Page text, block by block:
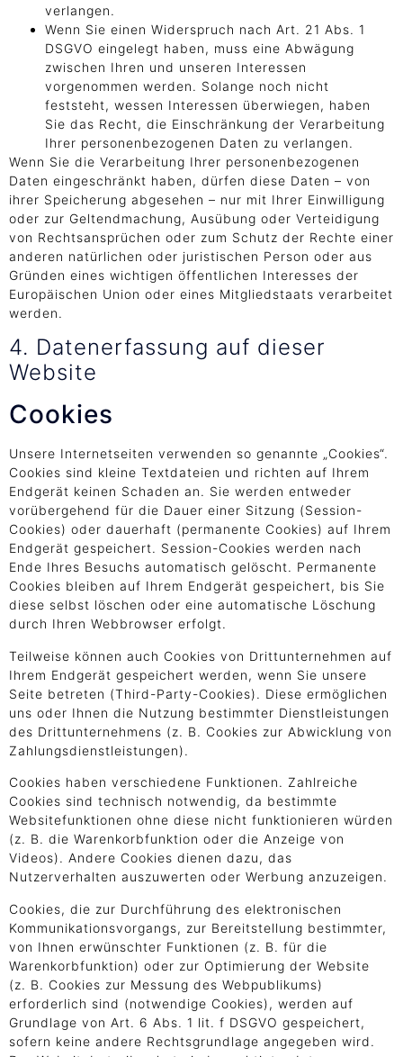
verlangen.
Wenn Sie einen Widerspruch nach Art. 21 Abs. 1
DSGVO eingelegt haben, muss eine Abwägung
zwischen Ihren und unseren Interessen
vorgenommen werden. Solange noch nicht
feststeht, wessen Interessen überwiegen, haben
Sie das Recht, die Einschränkung der Verarbeitung
Ihrer personenbezogenen Daten zu verlangen.
Wenn Sie die Verarbeitung Ihrer personenbezogenen
Daten eingeschränkt haben, dürfen diese Daten – von
ihrer Speicherung abgesehen – nur mit Ihrer Einwilligung
oder zur Geltendmachung, Ausübung oder Verteidigung
von Rechtsansprüchen oder zum Schutz der Rechte einer
anderen natürlichen oder juristischen Person oder aus
Gründen eines wichtigen öffentlichen Interesses der
Europäischen Union oder eines Mitgliedstaats verarbeitet
werden.
4. Datenerfassung auf dieser
Website
Cookies
Unsere Internetseiten verwenden so genannte „Cookies“.
Cookies sind kleine Textdateien und richten auf Ihrem
Endgerät keinen Schaden an. Sie werden entweder
vorübergehend für die Dauer einer Sitzung (Session-
Cookies) oder dauerhaft (permanente Cookies) auf Ihrem
Endgerät gespeichert. Session-Cookies werden nach
Ende Ihres Besuchs automatisch gelöscht. Permanente
Cookies bleiben auf Ihrem Endgerät gespeichert, bis Sie
diese selbst löschen oder eine automatische Löschung
durch Ihren Webbrowser erfolgt.
Teilweise können auch Cookies von Drittunternehmen auf
Ihrem Endgerät gespeichert werden, wenn Sie unsere
Seite betreten (Third-Party-Cookies). Diese ermöglichen
uns oder Ihnen die Nutzung bestimmter Dienstleistungen
des Drittunternehmens (z. B. Cookies zur Abwicklung von
Zahlungsdienstleistungen).
Cookies haben verschiedene Funktionen. Zahlreiche
Cookies sind technisch notwendig, da bestimmte
Websitefunktionen ohne diese nicht funktionieren würden
(z. B. die Warenkorbfunktion oder die Anzeige von
Videos). Andere Cookies dienen dazu, das
Nutzerverhalten auszuwerten oder Werbung anzuzeigen.
Cookies, die zur Durchführung des elektronischen
Kommunikationsvorgangs, zur Bereitstellung bestimmter,
von Ihnen erwünschter Funktionen (z. B. für die
Warenkorbfunktion) oder zur Optimierung der Website
(z. B. Cookies zur Messung des Webpublikums)
erforderlich sind (notwendige Cookies), werden auf
Grundlage von Art. 6 Abs. 1 lit. f DSGVO gespeichert,
sofern keine andere Rechtsgrundlage angegeben wird.